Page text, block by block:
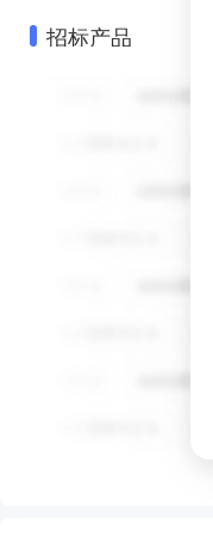
招标产品